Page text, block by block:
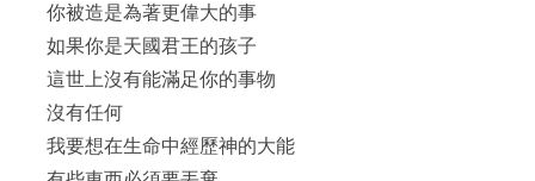
你被造是為著更偉大的事
如果你是天國君王的孩子
這世上沒有能滿足你的事物
沒有任何
我要想在生命中經歷神的大能